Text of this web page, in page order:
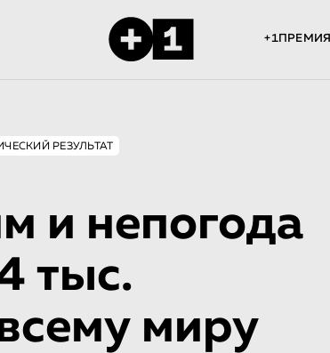
+1ПРЕМИЯ
РЕЗУЛЬТАТ
и непогода
тыс.
миру